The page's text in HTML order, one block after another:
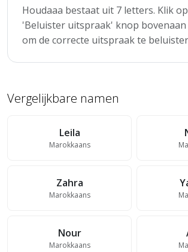
Houdaaa bestaat uit 7 letters. Klik
'Beluister uitspraak' knop bovenaan
om de correcte uitspraak te
Vergelijkbare namen
Leila
Marokkaans
Zahra
Marokkaans
Nour
Marokkaans